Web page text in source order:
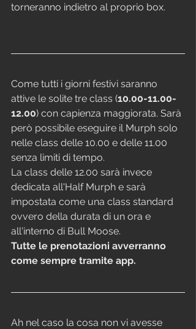
torneranno indietro al proprio box.
Come tutti i giorni festivi saranno
attive le solite tre class (10.00-11.00-
12.00) con capienza maggiorata. Sarà
però possibile eseguire il Murph solo
nelle class delle 10.00 e delle 11.00
senza limiti di tempo.
La class delle 12.00 sarà invece
dedicata all'Half Murph e sarà
impostata come una class standard
ovvero della durata di un ora e
all'interno di Bull Moose.
Tutte le prenotazioni avverranno
come sempre tramite app.
Ah nel caso la cosa non vi avesse